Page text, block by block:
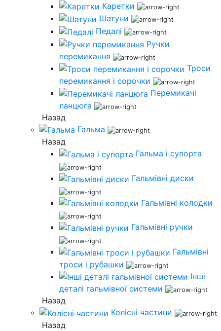
Каретки
Шатуни
Педалі
Ручки
перемикання
Троси
перемикання і сорочки
Перемикачі
ланцюга
Назад
Гальма
Назад
Гальма і супорта
Гальмівні диски
Гальмівні колодки
Гальмівні ручки
Гальмівні
троси і рубашки
Інші
деталі гальмівної системи
Назад
Колісні частини
Назад